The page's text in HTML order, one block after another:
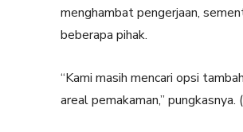
menghambat pengerjaan,
beberapa pihak.
“Kami masih mencari opsi
areal pemakaman,” pungkasnya.